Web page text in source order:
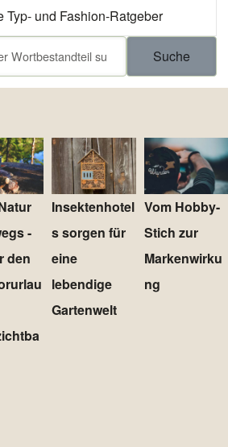
Typ- und Fashion-Ratgeber
-
den
Insektenhotel
s sorgen für
eine
lebendige
Gartenwelt
Vom Hobby-
Stich zur
Markenwirku
ng